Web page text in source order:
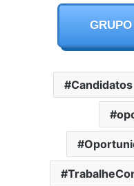
Candidatos